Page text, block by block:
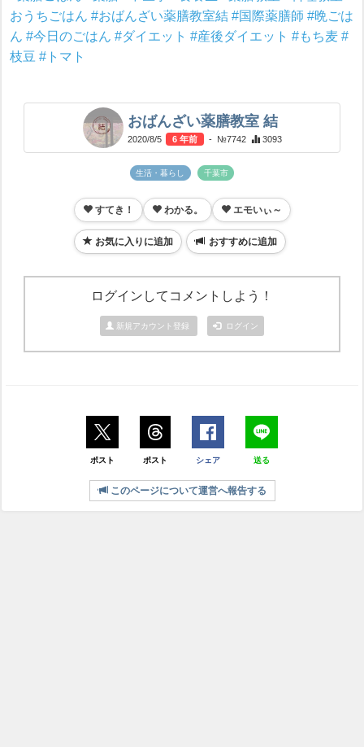
おうちごはん #おばんざい薬膳教室結 #国際薬膳師 #晩ごは
ん #今日のごはん #ダイエット #産後ダイエット #もち麦 #
枝豆 #トマト
おばんざい薬膳教室 結
2020/8/5 6 年前 - №7742 3093
生活・暮らし 千葉市
すてき！ わかる。 エモいぃ～
お気に入りに追加 おすすめに追加
ログインしてコメントしよう！
新規アカウント登録 ログイン
ポスト ポスト シェア 送る
このページについて運営へ報告する